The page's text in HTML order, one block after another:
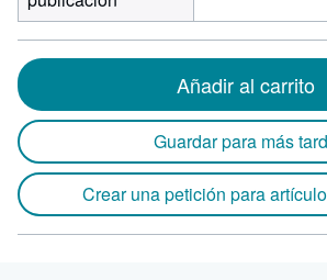
Añadir al carrito
Guardar para más
Crear una petición para